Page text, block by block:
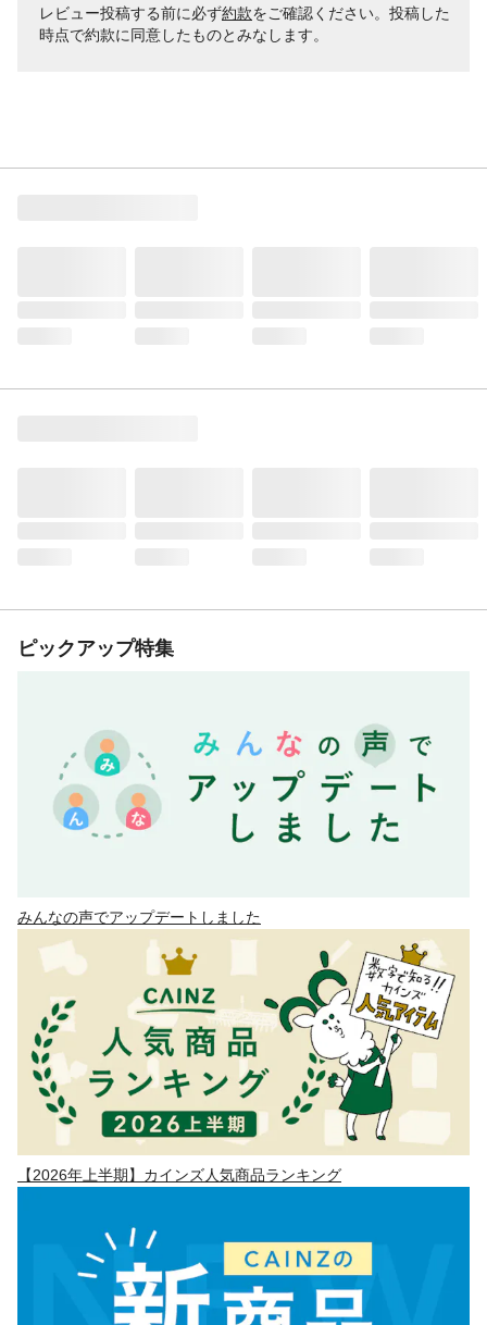
レビュー投稿する前に必ず約款をご確認ください。投稿した
時点で約款に同意したものとみなします。
ピックアップ特集
みんなの声でアップデートしました
【2026年上半期】カインズ人気商品ランキング